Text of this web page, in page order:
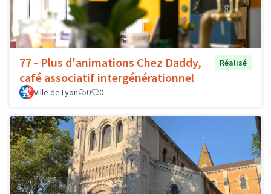
77 - Plus d'animations Chez Daddy,
café associatif intergénérationnel
Réalisé
Ville de Lyon 0 0